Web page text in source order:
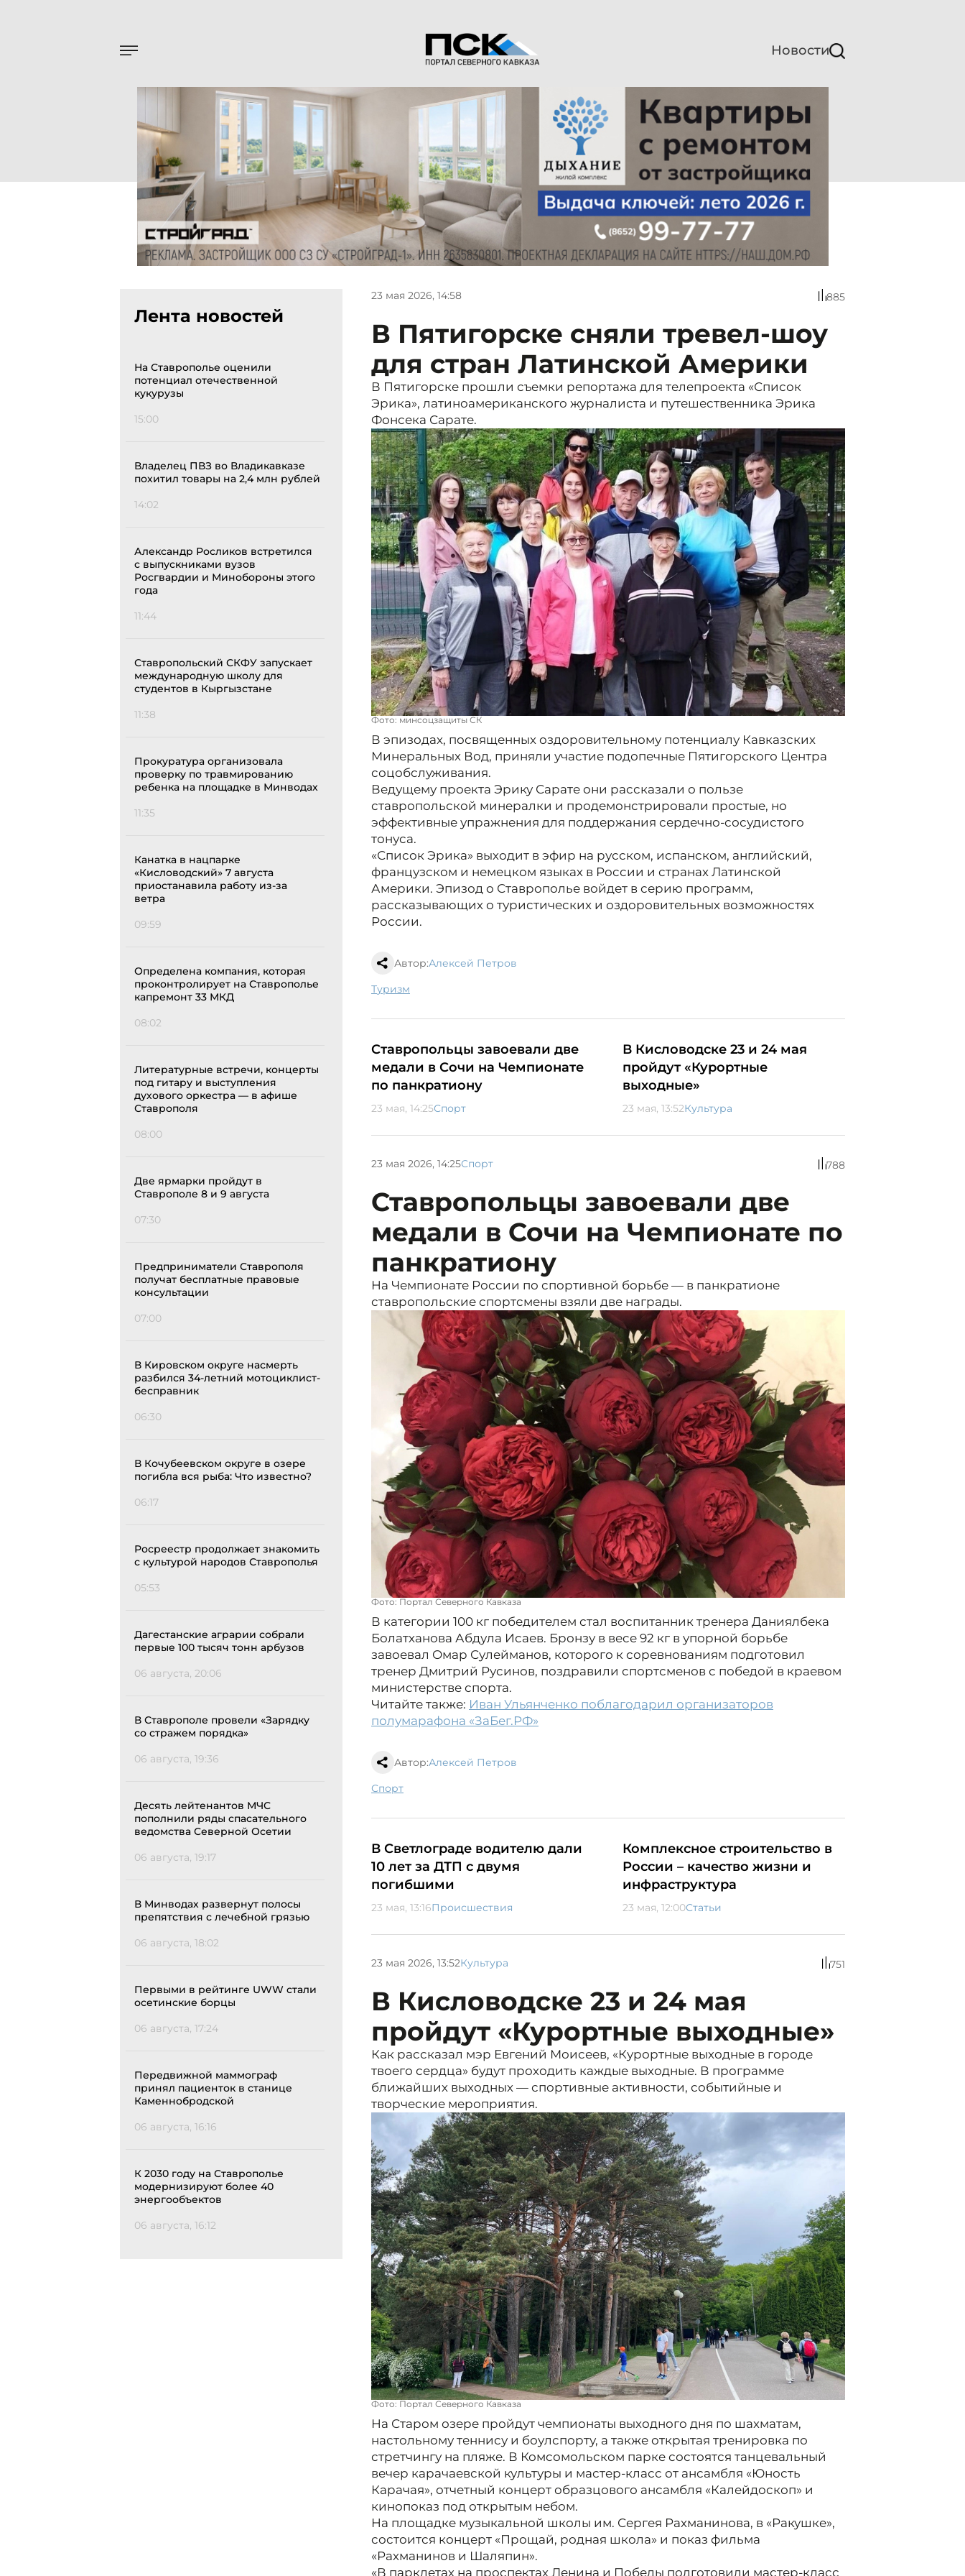
Новости
Лента новостей
На Ставрополье оценили
потенциал отечественной
кукурузы
15:00
Владелец ПВЗ во Владикавказе
похитил товары на 2,4 млн рублей
14:02
Александр Росликов встретился
с выпускниками вузов
Росгвардии и Минобороны этого
года
11:44
Ставропольский СКФУ запускает
международную школу для
студентов в Кыргызстане
11:38
Прокуратура организовала
проверку по травмированию
ребенка на площадке в Минводах
11:35
Канатка в нацпарке
«Кисловодский» 7 августа
приостанавила работу из-за
ветра
09:59
Определена компания, которая
проконтролирует на Ставрополье
капремонт 33 МКД
08:02
Литературные встречи, концерты
под гитару и выступления
духового оркестра — в афише
Ставрополя
08:00
Две ярмарки пройдут в
Ставрополе 8 и 9 августа
07:30
Предприниматели Ставрополя
получат бесплатные правовые
консультации
07:00
В Кировском округе насмерть
разбился 34-летний мотоциклист-
бесправник
06:30
В Кочубеевском округе в озере
погибла вся рыба: Что известно?
06:17
Росреестр продолжает знакомить
с культурой народов Ставрополья
05:53
Дагестанские аграрии собрали
первые 100 тысяч тонн арбузов
06 августа, 20:06
В Ставрополе провели «Зарядку
со стражем порядка»
06 августа, 19:36
Десять лейтенантов МЧС
пополнили ряды спасательного
ведомства Северной Осетии
06 августа, 19:17
В Минводах развернут полосы
препятствия с лечебной грязью
06 августа, 18:02
Первыми в рейтинге UWW стали
осетинские борцы
06 августа, 17:24
Передвижной маммограф
принял пациенток в станице
Каменнобродской
06 августа, 16:16
К 2030 году на Ставрополье
модернизируют более 40
энергообъектов
06 августа, 16:12
23 мая 2026, 14:58 885
В Пятигорске сняли тревел-шоу
для стран Латинской Америки
В Пятигорске прошли съемки репортажа для телепроекта «Список
Эрика», латиноамериканского журналиста и путешественника Эрика
Фонсека Сарате.
Фото: минсоцзащиты СК
В эпизодах, посвященных оздоровительному потенциалу Кавказских
Минеральных Вод, приняли участие подопечные Пятигорского Центра
соцобслуживания.
Ведущему проекта Эрику Сарате они рассказали о пользе
ставропольской минералки и продемонстрировали простые, но
эффективные упражнения для поддержания сердечно-сосудистого
тонуса.
«Список Эрика» выходит в эфир на русском, испанском, английский,
французском и немецком языках в России и странах Латинской
Америки. Эпизод о Ставрополье войдет в серию программ,
рассказывающих о туристических и оздоровительных возможностях
России.
Автор:Алексей Петров
туризм
Ставропольцы завоевали две
медали в Сочи на Чемпионате
по панкратиону
23 мая, 14:25Спорт
В Кисловодске 23 и 24 мая
пройдут «Курортные
выходные»
23 мая, 13:52Культура
23 мая 2026, 14:25Спорт 788
Ставропольцы завоевали две
медали в Сочи на Чемпионате по
панкратиону
На Чемпионате России по спортивной борьбе — в панкратионе
ставропольские спортсмены взяли две награды.
Фото: Портал Северного Кавказа
В категории 100 кг победителем стал воспитанник тренера Даниялбека
Болатханова Абдула Исаев. Бронзу в весе 92 кг в упорной борьбе
завоевал Омар Сулейманов, которого к соревнованиям подготовил
тренер Дмитрий Русинов, поздравили спортсменов с победой в краевом
министерстве спорта.
Читайте также: Иван Ульянченко поблагодарил организаторов
полумарафона «ЗаБег.РФ»
Автор:Алексей Петров
спорт
В Светлограде водителю дали
10 лет за ДТП с двумя
погибшими
23 мая, 13:16Происшествия
Комплексное строительство в
России – качество жизни и
инфраструктура
23 мая, 12:00Статьи
23 мая 2026, 13:52Культура 751
В Кисловодске 23 и 24 мая
пройдут «Курортные выходные»
Как рассказал мэр Евгений Моисеев, «Курортные выходные в городе
твоего сердца» будут проходить каждые выходные. В программе
ближайших выходных — спортивные активности, событийные и
творческие мероприятия.
Фото: Портал Северного Кавказа
На Старом озере пройдут чемпионаты выходного дня по шахматам,
настольному теннису и боулспорту, а также открытая тренировка по
стретчингу на пляже. В Комсомольском парке состоятся танцевальный
вечер карачаевской культуры и мастер-класс от ансамбля «Юность
Карачая», отчетный концерт образцового ансамбля «Калейдоскоп» и
кинопоказ под открытым небом.
На площадке музыкальной школы им. Сергея Рахманинова, в «Ракушке»,
состоится концерт «Прощай, родная школа» и показ фильма
«Рахманинов и Шаляпин».
«В парклетах на проспектах Ленина и Победы подготовили мастер-класс